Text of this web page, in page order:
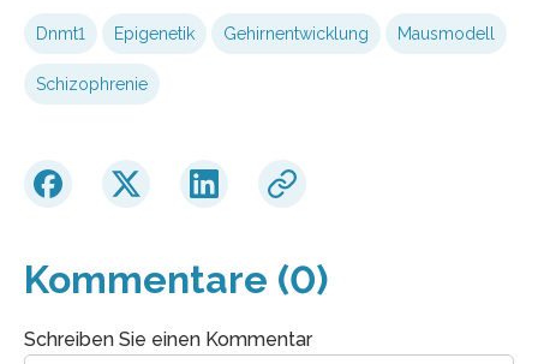
Dnmt1 Epigenetik Gehirnentwicklung Mausmodell
Schizophrenie
Kommentare (0)
Schreiben Sie einen Kommentar